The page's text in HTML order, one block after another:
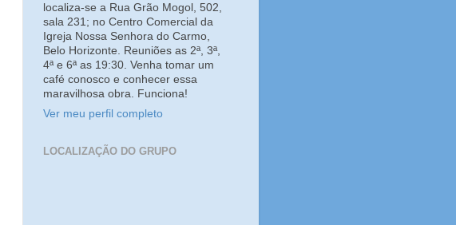
localiza-se a Rua Grão Mogol, 502,
sala 231; no Centro Comercial da
Igreja Nossa Senhora do Carmo,
Belo Horizonte. Reuniões as 2ª, 3ª,
4ª e 6ª as 19:30. Venha tomar um
café conosco e conhecer essa
maravilhosa obra. Funciona!
Ver meu perfil completo
LOCALIZAÇÃO DO GRUPO